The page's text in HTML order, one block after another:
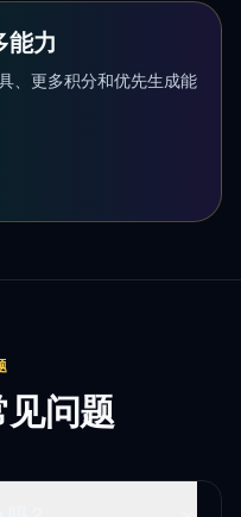
力
、更多积分和优先生成能
问题